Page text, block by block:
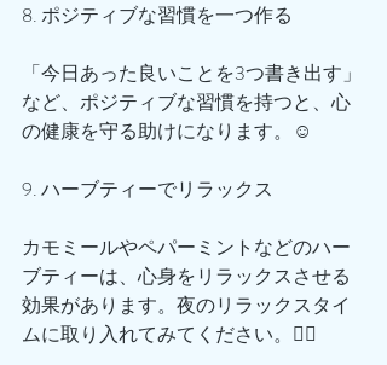
8. ポジティブな習慣を一つ作る
「今日あった良いことを3つ書き出す」
など、ポジティブな習慣を持つと、心
の健康を守る助けになります。☺️
9. ハーブティーでリラックス
カモミールやペパーミントなどのハー
ブティーは、心身をリラックスさせる
効果があります。夜のリラックスタイ
ムに取り入れてみてください。🙆‍♂️